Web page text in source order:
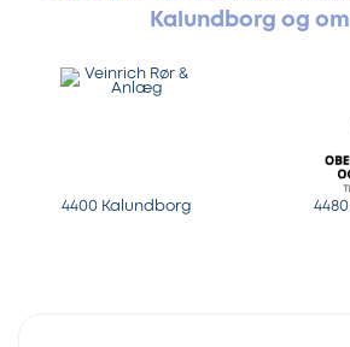
Kalundborg og
4400 Kalundborg